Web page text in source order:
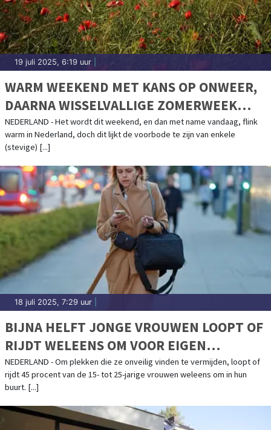
19 juli 2025, 6:19 uur
WARM WEEKEND MET KANS OP ONWEER,
DAARNA WISSELVALLIGE ZOMERWEEK
VOOR DE BOEG
NEDERLAND - Het wordt dit weekend, en dan met name vandaag, flink
warm in Nederland, doch dit lijkt de voorbode te zijn van enkele
(stevige) [...]
18 juli 2025, 7:29 uur
BIJNA HELFT JONGE VROUWEN LOOPT OF
RIJDT WELEENS OM VOOR EIGEN
VEILIGHEID
NEDERLAND - Om plekken die ze onveilig vinden te vermijden, loopt of
rijdt 45 procent van de 15- tot 25-jarige vrouwen weleens om in hun
buurt. [...]